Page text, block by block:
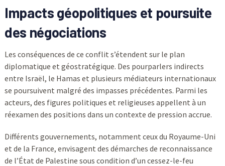
Impacts géopolitiques et poursuite
des négociations
Les conséquences de ce conflit s’étendent sur le plan
diplomatique et géostratégique. Des pourparlers indirects
entre Israël, le Hamas et plusieurs médiateurs internationaux
se poursuivent malgré des impasses précédentes. Parmi les
acteurs, des figures politiques et religieuses appellent à un
réexamen des positions dans un contexte de pression accrue.
Différents gouvernements, notamment ceux du Royaume-Uni
et de la France, envisagent des démarches de reconnaissance
de l’État de Palestine sous condition d’un cessez-le-feu